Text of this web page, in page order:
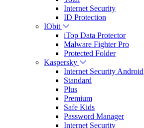
Internet Security
ID Protection
IObit
iTop Data Protector
Malware Fighter Pro
Protected Folder
Kaspersky
Internet Security Android
Standard
Plus
Premium
Safe Kids
Password Manager
Internet Security